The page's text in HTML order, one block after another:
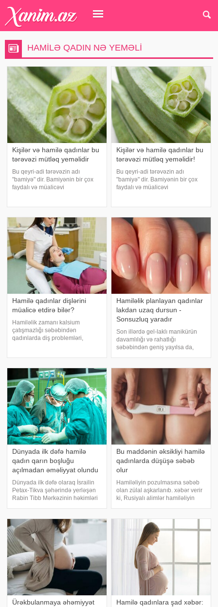
HAMILƏ QADIN NƏ YEMƏLI
Kişilər və hamilə qadınlar bu
tərəvəzi mütləq yeməlidir
Bu qeyri-adi tərəvəzin adı
"bamiyə" dir. Bamiyənin bir çox
faydalı və müalicəvi
(fol turşusu) kimi vitaminlər,
kalsium
Kişilər və hamilə qadınlar bu
tərəvəzi mütləq yeməlidir!
Bu qeyri-adi tərəvəzin adı
"bamiyə" dir. Bamiyənin bir çox
faydalı və müalicəvi
(fol turşusu) kimi vitaminlər,
kalsium
Hamilə qadınlar dişlərini
müalicə etdirə bilər?
Hamiləlik zamanı kalsium
çatışmazlığı səbəbindən
qadınlarda diş problemləri,
edilməməsi, həm də ağız
suyunun tərkibinin dəyişməs
Hamiləlik planlayan qadınlar
lakdan uzaq dursun -
Sonsuzluq yaradır
Son illərdə gel-laklı manikürün
davamlılığı və rahatlığı
səbəbindən geniş yayılsa da,
sağlamlığına potensial təsir
göstərə bilər. xəbər verir ki, bu
barədə məlumatı qadın
xəstəliklər
Dünyada ilk dəfə hamilə
qadın qarın boşluğu
açılmadan əməliyyat olundu
Dünyada ilk dəfə olaraq İsrailin
Petax-Tikva şəhərində yerləşən
Rabin Tibb Mərkəzinin həkimləri
boşluğu açılmadan
robotlaşdırılmış əməliyyat həyata
keçiriblər. -a istinadə
Bu maddənin əksikliyi hamilə
qadınlarda düşüşə səbəb
olur
Hamiləliyin pozulmasına səbəb
olan zülal aşkarlanıb. xəbər verir
ki, Rusiyalı alimlər hamiləliyin
mexanizmi üzə çıxarıblar. Rusiya
Elmlər Akademiyasının Sitologiy
Ürəkbulanmaya əhəmiyyət
Hamilə qadınlara şad xəbər: